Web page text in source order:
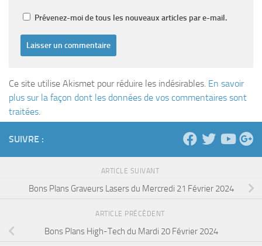
Prévenez-moi de tous les nouveaux articles par e-mail.
Ce site utilise Akismet pour réduire les indésirables. En savoir
plus sur la façon dont les données de vos commentaires sont
traitées.
SUIVRE :
ARTICLE SUIVANT
Bons Plans Graveurs Lasers du Mercredi 21 Février 2024
ARTICLE PRÉCÉDENT
Bons Plans High-Tech du Mardi 20 Février 2024